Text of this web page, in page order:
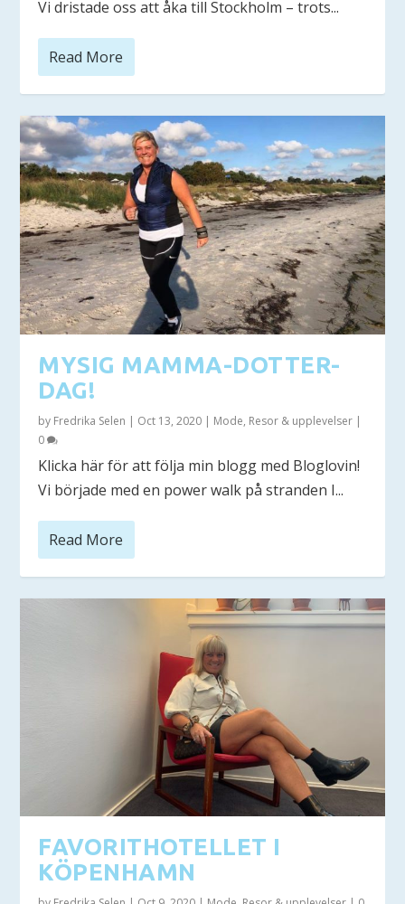
Vi dristade oss att åka till Stockholm – trots...
Read More
MYSIG MAMMA-DOTTER-
DAG!
by Fredrika Selen | Oct 13, 2020 | Mode, Resor & upplevelser |
0
Klicka här för att följa min blogg med Bloglovin!
Vi började med en power walk på stranden I...
Read More
FAVORITHOTELLET I
KÖPENHAMN